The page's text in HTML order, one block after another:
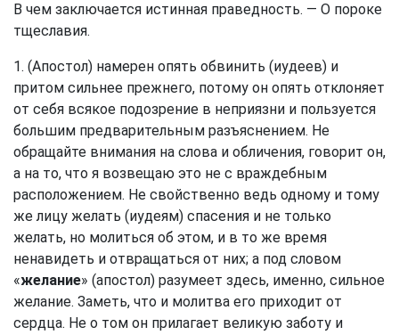
В чем заключается истинная праведность. — О пороке
тщеславия.
1. (Апостол) намерен опять обвинить (иудеев) и
притом сильнее прежнего, потому он опять отклоняет
от себя всякое подозрение в неприязни и пользуется
большим предварительным разъяснением. Не
обращайте внимания на слова и обличения, говорит он,
а на то, что я возвещаю это не с враждебным
расположением. Не свойственно ведь одному и тому
же лицу желать (иудеям) спасения и не только
желать, но молиться об этом, и в то же время
ненавидеть и отвращаться от них; а под словом
«желание» (апостол) разумеет здесь, именно, сильное
желание. Заметь, что и молитва его приходит от
сердца. Не о том он прилагает великую заботу и